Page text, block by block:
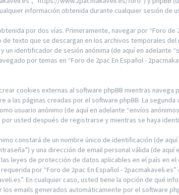
información obtenida durante cualquier sesión de
por dos vías. Primeramente, navegar por “Foro de
de texto que se descargan en los archivos temporales
un identificador de sesión anónima (de aquí en
por temas en “Foro de 2pac En Español -
cookies externas al software phpBB mientras navega
a las páginas creadas por el software phpBB. La
usuario anónimo (de aquí en adelante “envíos
usted después de registrarse y mientras se haya
constará de un nombre único de identificación (de
y una dirección de email personal válida (de aquí
leyes de protección de datos aplicables en el país en
por “Foro de 2pac En Español -
En cualquier caso, usted tiene la opción de qué
los emails generados automáticamente por el software